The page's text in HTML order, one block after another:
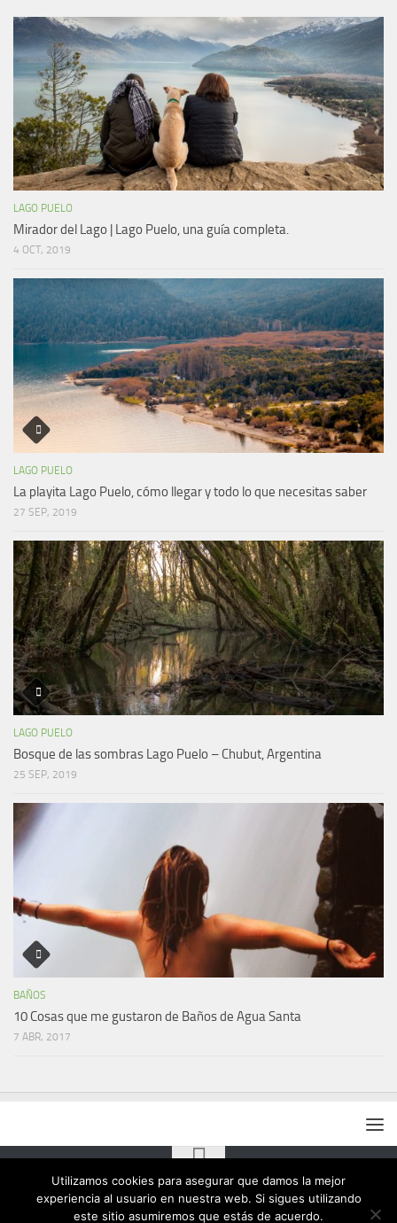
LAGO PUELO
Mirador del Lago | Lago Puelo, una guía completa.
4 OCT, 2019
LAGO PUELO
La playita Lago Puelo, cómo llegar y todo lo que necesitas saber
27 SEP, 2019
LAGO PUELO
Bosque de las sombras Lago Puelo – Chubut, Argentina
25 SEP, 2019
BAÑOS
10 Cosas que me gustaron de Baños de Agua Santa
7 ABR, 2017
Utilizamos cookies para asegurar que damos la mejor
experiencia al usuario en nuestra web. Si sigues utilizando
este sitio asumiremos que estás de acuerdo.